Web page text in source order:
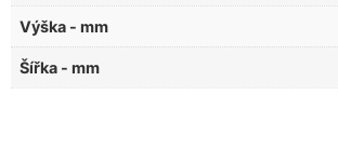
Výška - mm
Šířka - mm